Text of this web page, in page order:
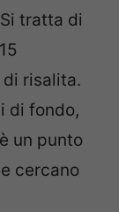
Si tratta di
risalita.
di fondo,
un punto
cercano